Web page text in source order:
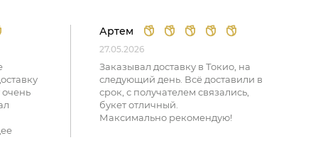
Артем
27.05.2026
Заказывал доставку в Токио, на
следующий день. Всё доставили в
срок, с получателем связались,
букет отличный.
Максимально рекомендую!